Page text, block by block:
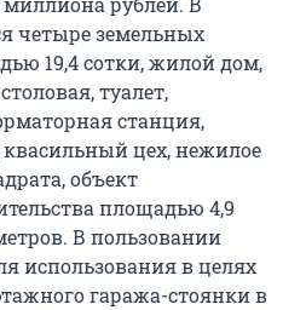
четыре земельных
19,4 сотки, жилой дом,
туалет,
станция,
цех, нежилое
объект
площадью 4,9
В пользовании
использования в целях
гаража-стоянки в